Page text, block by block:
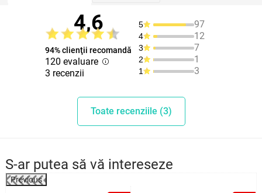
4,6
94% clienţii recomandă
120 evaluare
3 recenzii
5 97
4 12
3 7
2 1
1 3
Toate recenziile (3)
S-ar putea să vă intereseze
Previous